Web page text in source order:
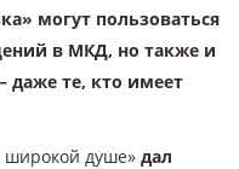
могут пользоваться
в МКД, но также и
даже те, кто имеет
широкой душе» дал